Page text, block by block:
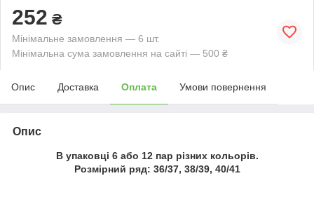
252 ₴
Мінімальне замовлення — 6 шт.
Мінімальна сума замовлення на сайті — 500 ₴
Опис Доставка Оплата Умови повернення
Опис
В упаковці 6 або 12 пар різних кольорів.
Розмірний ряд: 36/37, 38/39, 40/41